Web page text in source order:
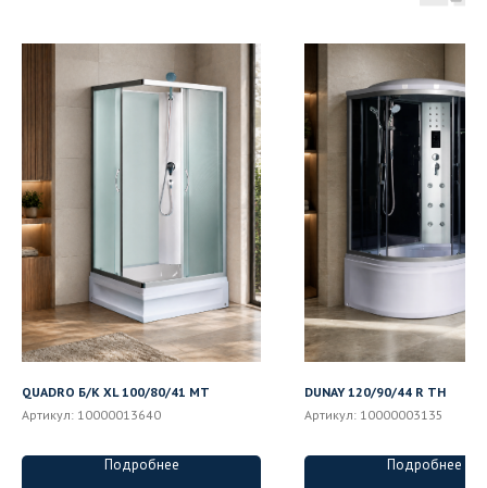
QUADRO Б/К XL 100/80/41 MT
Артикул: 10000013640
Подробнее
DUNAY 120/90/44 R ТН
Артикул: 10000003135
Подробнее